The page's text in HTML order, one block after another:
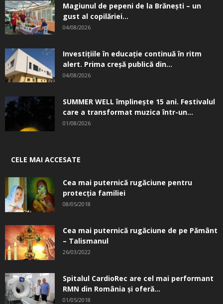
Magiunul de pepeni de la Brăneşti – un
gust al copilăriei...
04/08/2026
Investițiile în educație continuă în ritm
alert. Prima creşă publică din...
04/08/2026
SUMMER WELL împlinește 15 ani. Festivalul
care a transformat muzica într-un...
01/08/2026
CELE MAI ACCESATE
Cea mai puternică rugăciune pentru
protecția familiei
08/05/2018
Cea mai puternică rugăciune de pe Pământ
– Talismanul
26/03/2022
Spitalul CardioRec are cel mai performant
RMN din România și oferă...
01/05/2018